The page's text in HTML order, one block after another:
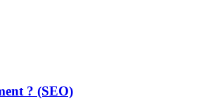
? (SEO)